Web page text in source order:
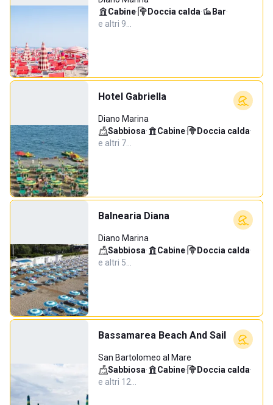
Cabine· Doccia calda· Bar·
e altri 9…
Hotel Gabriella
Diano Marina
Sabbiosa· Cabine· Doccia calda·
e altri 7…
Balnearia Diana
Diano Marina
Sabbiosa· Cabine· Doccia calda·
e altri 5…
Bassamarea Beach And Sail
San Bartolomeo al Mare
Sabbiosa· Cabine· Doccia calda·
e altri 12…